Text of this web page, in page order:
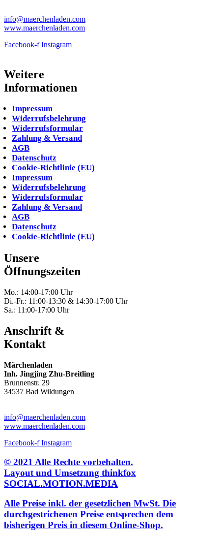
info@maerchenladen.com
www.maerchenladen.com
Facebook-f Instagram
Weitere
Informationen
Impressum
Widerrufsbelehrung
Widerrufsformular
Zahlung & Versand
AGB
Datenschutz
Cookie-Richtlinie (EU)
Impressum
Widerrufsbelehrung
Widerrufsformular
Zahlung & Versand
AGB
Datenschutz
Cookie-Richtlinie (EU)
Unsere
Öffnungszeiten
Mo.: 14:00-17:00 Uhr
Di.-Fr.: 11:00-13:30 & 14:30-17:00 Uhr
Sa.: 11:00-17:00 Uhr
Anschrift &
Kontakt
Märchenladen
Inh. Jingjing Zhu-Breitling
Brunnenstr. 29
34537 Bad Wildungen
info@maerchenladen.com
www.maerchenladen.com
Facebook-f Instagram
© 2021 Alle Rechte vorbehalten.
Layout und Umsetzung thinkfox
SOCIAL.MOTION.MEDIA
Alle Preise inkl. der gesetzlichen MwSt. Die
durchgestrichenen Preise entsprechen dem
bisherigen Preis in diesem Online-Shop.